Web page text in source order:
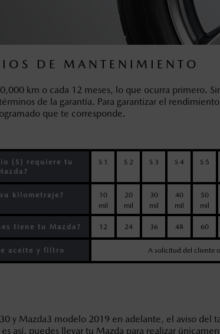
DE MANTENIMIENTO
km o cada 12 meses, lo que ocurra primero.
de la garantía. Para garantizar el
que te corresponde.
(S) requiere tu
S 1 S 2 S 3 S 4 S 5
kilometraje?
10
mil
20
mil
30
mil
40
mil
50
mil
tiene tu Mazda? 12 24 36 48 60
aceite y filtro A solicitud del cliente
y Mazda3 modelo 2019 en adelante, el aviso del
así, puedes llevar tu Mazda para realizar